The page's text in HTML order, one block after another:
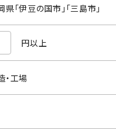
県「伊豆の国市」「三島市」
円以上
・工場